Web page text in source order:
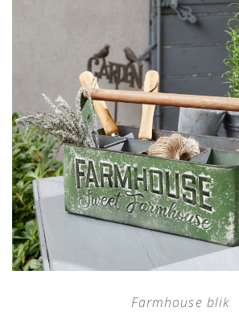
Farmhouse blik